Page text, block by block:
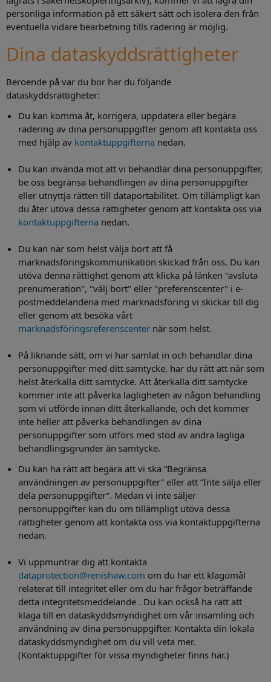
personliga information på ett säkert sätt och isolera den från
eventuella vidare bearbetning tills radering är möjlig.
Dina dataskyddsrättigheter
Beroende på var du bor har du följande
dataskyddsrättigheter:
Du kan komma åt, korrigera, uppdatera eller begära
radering av dina personuppgifter genom att kontakta oss
med hjälp av kontaktuppgifterna nedan.
Du kan invända mot att vi behandlar dina personuppgifter,
be oss begränsa behandlingen av dina personuppgifter
eller utnyttja rätten till dataportabilitet. Om tillämpligt kan
du åter utöva dessa rättigheter genom att kontakta oss via
kontaktuppgifterna nedan.
Du kan när som helst välja bort att få
marknadsföringskommunikation skickad från oss. Du kan
utöva denna rättighet genom att klicka på länken "avsluta
prenumeration", "välj bort" eller "preferenscenter" i e-
postmeddelandena med marknadsföring vi skickar till dig
eller genom att besöka vårt
marknadsföringsreferenscenter när som helst.
På liknande sätt, om vi har samlat in och behandlar dina
personuppgifter med ditt samtycke, har du rätt att när som
helst återkalla ditt samtycke. Att återkalla ditt samtycke
kommer inte att påverka lagligheten av någon behandling
som vi utförde innan ditt återkallande, och det kommer
inte heller att påverka behandlingen av dina
personuppgifter som utförs med stöd av andra lagliga
behandlingsgrunder än samtycke.
Du kan ha rätt att begära att vi ska ”Begränsa
användningen av personuppgifter” eller att ”Inte sälja eller
dela personuppgifter”. Medan vi inte säljer
personuppgifter kan du om tillämpligt utöva dessa
rättigheter genom att kontakta oss via kontaktuppgifterna
nedan.
Vi uppmuntrar dig att kontakta
dataprotection@renishaw.com om du har ett klagomål
relaterat till integritet eller om du har frågor beträffande
detta integritetsmeddelande . Du kan också ha rätt att
klaga till en dataskyddsmyndighet om vår insamling och
användning av dina personuppgifter. Kontakta din lokala
dataskyddsmyndighet om du vill veta mer.
(Kontaktuppgifter för vissa myndigheter finns här.)